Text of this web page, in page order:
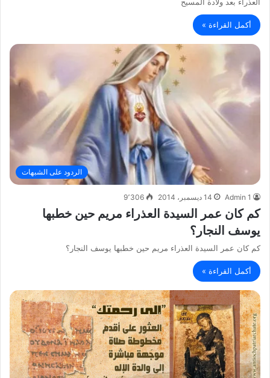
أكمل القراءة »
الردود على الشبهات
Admin 1 14 ديسمبر، 2014 9٬306
كم كان عمر السيدة العذراء مريم حين خطبها
يوسف النجار؟
كم كان عمر السيدة العذراء مريم حين خطبها يوسف النجار؟
أكمل القراءة »